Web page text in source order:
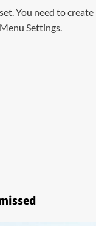
You need to
Settings.